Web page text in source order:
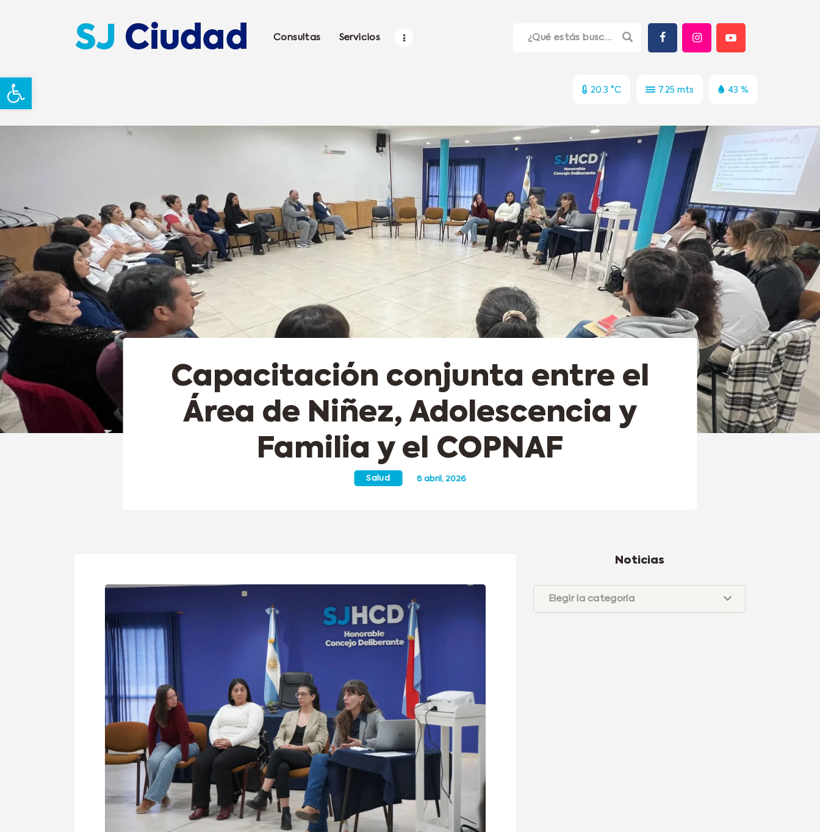
Abrir barra de herramientas
Consultas Servicios
20.3 °C 7.25 mts 43 %
Capacitación conjunta entre el
Área de Niñez, Adolescencia y
Familia y el COPNAF
Salud 8 abril, 2026
Noticias